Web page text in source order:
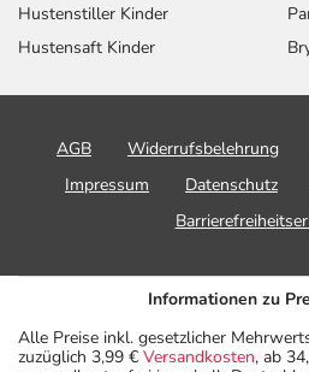
Hustenstiller Kinder
Hustensaft Kinder
AGB Widerrufsbelehrung
Impressum
Datenschutz
Informationen zu
Alle Preise inkl. gesetzlicher
zuzüglich 3,99 € Versandkosten, ab